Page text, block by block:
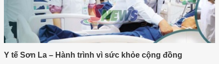
Y tế Sơn La – Hành trình vì sức khỏe cộng đồng